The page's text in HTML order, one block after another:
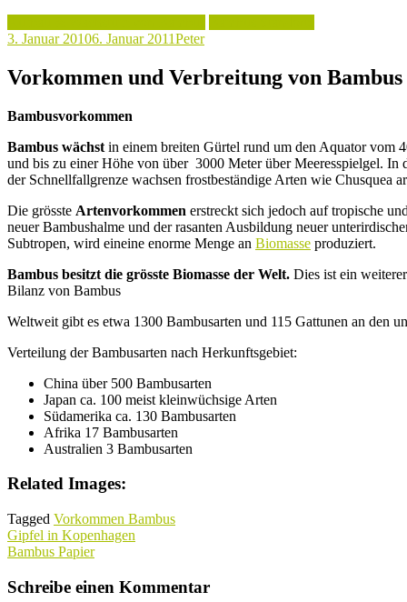
3. Januar 20106. Januar 2011Peter
Vorkommen und Verbreitung von Bambus
Bambusvorkommen
Bambus wächst in einem breiten Gürtel rund um den Aquator vom
und bis zu einer Höhe von über 3000 Meter über Meeresspielgel.
der Schnellfallgrenze wachsen frostbeständige Arten wie Chusquea
Die grösste Artenvorkommen erstreckt sich jedoch auf tropische
neuer Bambushalme und der rasanten Ausbildung neuer
Subtropen, wird eineine enorme Menge an Biomasse produziert.
Bambus besitzt die grösste Biomasse der Welt. Dies ist ein
Bilanz von Bambus
Weltweit gibt es etwa 1300 Bambusarten und 115 Gattunen an den
Verteilung der Bambusarten nach Herkunftsgebiet:
China über 500 Bambusarten
Japan ca. 100 meist kleinwüchsige Arten
Südamerika ca. 130 Bambusarten
Afrika 17 Bambusarten
Australien 3 Bambusarten
Related Images:
Tagged Vorkommen Bambus
Beitragsnavigation
Gipfel in Kopenhagen
Bambus Papier
Schreibe einen Kommentar